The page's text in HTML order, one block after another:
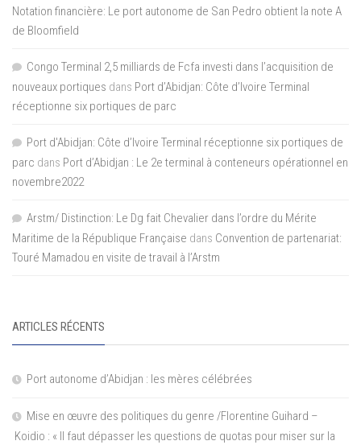
Notation financière: Le port autonome de San Pedro obtient la note A
de Bloomfield
Congo Terminal 2,5 milliards de Fcfa investi dans l’acquisition de
nouveaux portiques dans Port d’Abidjan: Côte d’Ivoire Terminal
réceptionne six portiques de parc
Port d'Abidjan: Côte d’Ivoire Terminal réceptionne six portiques de
parc dans Port d’Abidjan : Le 2e terminal à conteneurs opérationnel en
novembre2022
Arstm/ Distinction: Le Dg fait Chevalier dans l’ordre du Mérite
Maritime de la République Française dans Convention de partenariat:
Touré Mamadou en visite de travail à l’Arstm
ARTICLES RÉCENTS
Port autonome d’Abidjan : les mères célébrées
Mise en œuvre des politiques du genre /Florentine Guihard –
Koidio : « Il faut dépasser les questions de quotas pour miser sur la